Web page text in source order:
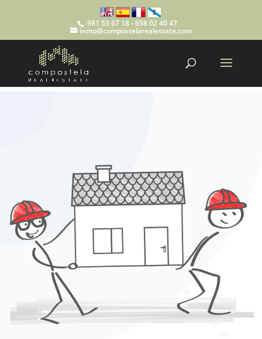
981 53 67 18 - 658 02 40 47
inmo@compostelarealestate.com